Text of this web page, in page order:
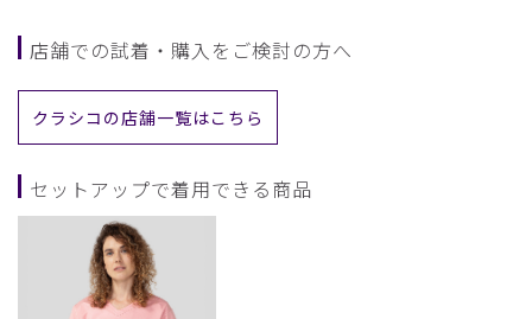
店舗での試着・購入をご検討の方へ
クラシコの店舗一覧はこちら
セットアップで着用できる商品